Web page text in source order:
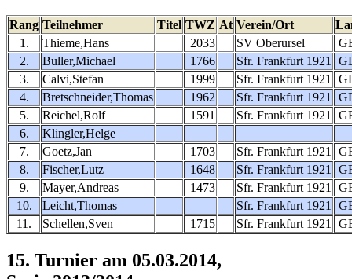
Rang Teilnehmer Titel TWZ At Verein/Ort
1.
Thieme,Hans 2033 SV Oberursel
2.
Buller,Michael 1766 Sfr. Frankfurt 1921
3.
Calvi,Stefan 1999 Sfr. Frankfurt 1921
4.
Bretschneider,Thomas 1962 Sfr. Frankfurt 1921
5.
Reichel,Rolf 1591 Sfr. Frankfurt 1921
6.
Klingler,Helge
7.
Goetz,Jan 1703 Sfr. Frankfurt 1921
8.
Fischer,Lutz 1648 Sfr. Frankfurt 1921
9.
Mayer,Andreas 1473 Sfr. Frankfurt 1921
10.
Leicht,Thomas Sfr. Frankfurt 1921
11.
Schellen,Sven 1715 Sfr. Frankfurt 1921
15. Turnier am 05.03.2014,